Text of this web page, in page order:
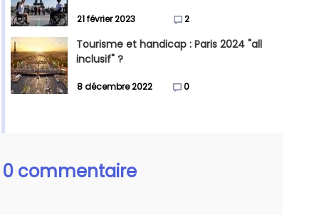
21 février 2023 2
Tourisme et handicap : Paris 2024 "all
inclusif" ?
8 décembre 2022 0
0 commentaire